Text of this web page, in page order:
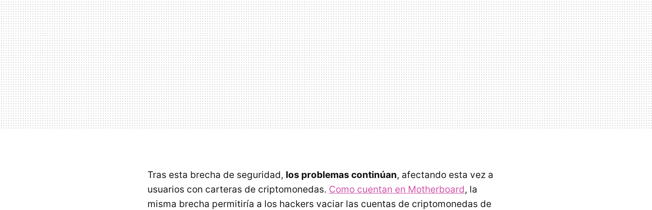
Tras esta brecha de seguridad, los problemas continúan, afectando esta vez a
usuarios con carteras de criptomonedas. Como cuentan en Motherboard, la
misma brecha permitiría a los hackers vaciar las cuentas de criptomonedas de